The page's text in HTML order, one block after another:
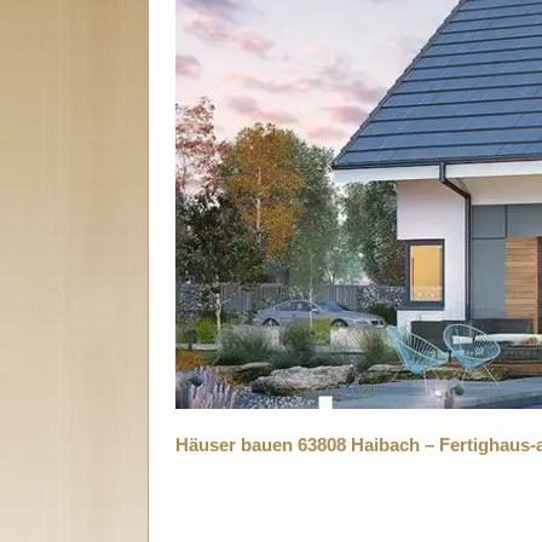
Häuser bauen 63808 Haibach –